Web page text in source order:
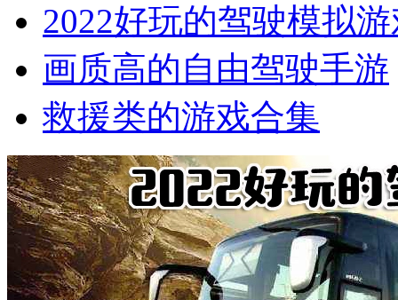
2022好玩的驾驶模拟
画质高的自由驾驶手游
救援类的游戏合集